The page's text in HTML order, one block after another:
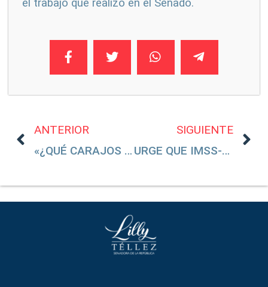
el trabajo que realizo en el Senado.
ANTERIOR
«¿QUÉ CARAJOS ESPERAS?» MANUEL BARTLETT DEBE AUTORIZAR INDEMNIZACIÓN A NIÑA DE TRES AÑOS
SIGUIENTE
URGE QUE IMSS-BIENESTAR REPARE Y REHABILITE EL HOSPITAL DE NOGALES, SONORA